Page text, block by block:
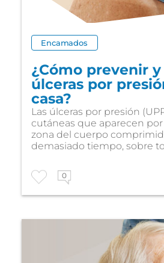
Encamados
¿Cómo prevenir
úlceras por
casa?
Las úlceras por presión
cutáneas que aparecen
zona del cuerpo
demasiado tiempo, sobre
0